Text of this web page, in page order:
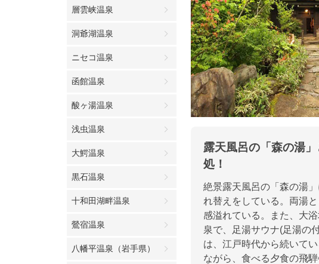
層雲峡温泉
洞爺湖温泉
ニセコ温泉
函館温泉
酸ヶ湯温泉
浅虫温泉
大鰐温泉
黒石温泉
十和田湖畔温泉
鶯宿温泉
八幡平温泉（岩手県）
露天風呂の「森の湯
処！
絶景露天風呂の「森の湯
れ替えをしている。両湯
感溢れている。また、大
泉で、足湯サウナ(足湯の
は、江戸時代から続いて
ながら、食べる夕食の飛